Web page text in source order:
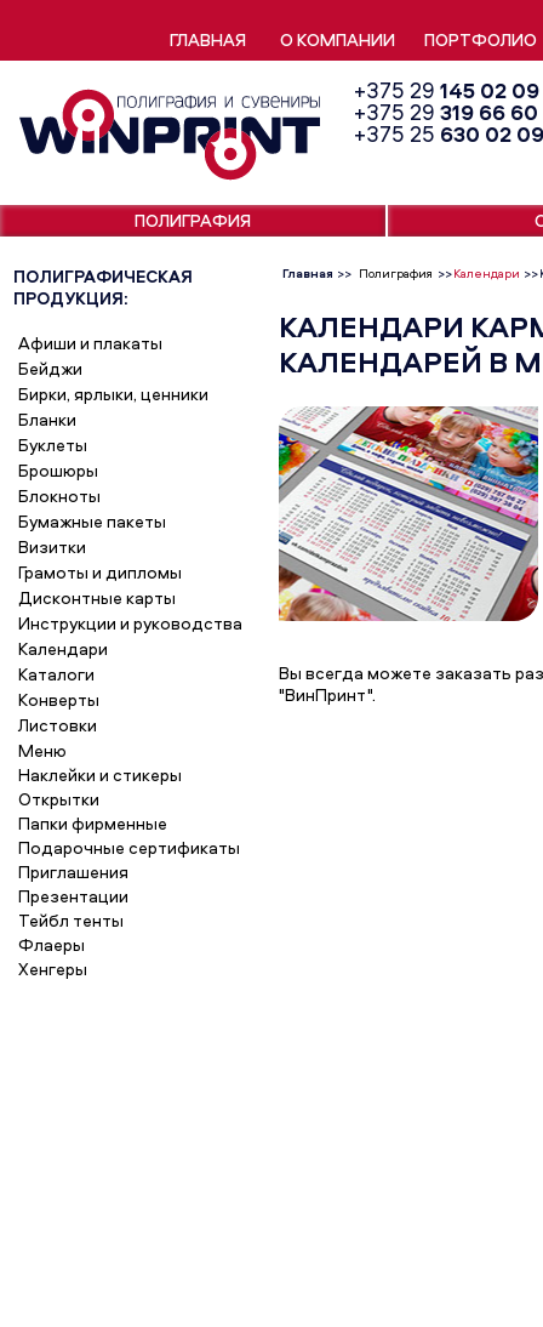
ПОЛИГРАФИЧЕСКАЯ
ПРОДУКЦИЯ:
ГЛАВНАЯ О КОМПАНИИ ПОРТФОЛИО
ПОЛИГРАФИЯ
+375 29 145 02 09
+375 29 319 66 60
+375 25 630 02 09
Календари
Главная >> Полиграфия >> >>
Афиши и плакаты
Бейджи
Бирки, ярлыки, ценники
Бланки
Буклеты
Брошюры
Блокноты
Бумажные пакеты
Визитки
Грамоты и дипломы
Дисконтные карты
Инструкции и руководства
Календари
Каталоги
Конверты
Листовки
Меню
Наклейки и стикеры
Открытки
Папки фирменные
Подарочные сертификаты
Приглашения
Презентации
Тейбл тенты
Флаеры
Хенгеры
КАЛЕНДАРИ
КАЛЕНДАРЕЙ В
Вы всегда можете заказать
"ВинПринт".